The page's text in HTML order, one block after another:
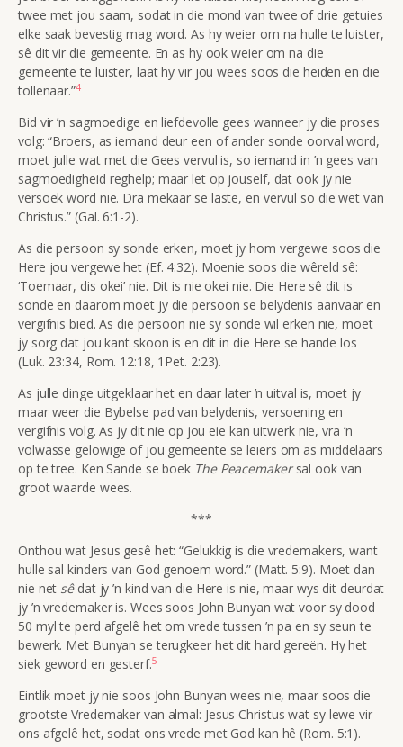
twee met jou saam, sodat in die mond van twee of drie getuies
elke saak bevestig mag word. As hy weier om na hulle te luister,
sê dit vir die gemeente. En as hy ook weier om na die
gemeente te luister, laat hy vir jou wees soos die heiden en die
tollenaar.”4
Bid vir ’n sagmoedige en liefdevolle gees wanneer jy die proses
volg:“Broers, as iemand deur een of ander sonde oorval word,
moet julle wat met die Gees vervul is, so iemand in ’n gees van
sagmoedigheid reghelp; maar let op jouself, dat ook jy nie
versoek word nie. Dra mekaar se laste, en vervul so die wet van
Christus.” (Gal. 6:1-2).
As die persoon sy sonde erken, moet jy hom vergewe soos die
Here jou vergewe het (Ef. 4:32). Moenie soos die wêreld sê:
‘Toemaar, dis okei’ nie. Dit is nie okei nie. Die Here sê dit is
sonde en daarom moet jy die persoon se belydenis aanvaar en
vergifnis bied. As die persoon nie sy sonde wil erken nie, moet
jy sorg dat jou kant skoon is en dit in die Here se hande los
(Luk. 23:34, Rom. 12:18, 1Pet. 2:23).
As julle dinge uitgeklaar het en daar later ’n uitval is, moet jy
maar weer die Bybelse pad van belydenis, versoening en
vergifnis volg. As jy dit nie op jou eie kan uitwerk nie, vra ’n
volwasse gelowige of jou gemeente se leiers om as middelaars
op te tree. Ken Sande se boek The Peacemakersal ook van
groot waarde wees.
***
Onthou wat Jesus gesê het: “Gelukkig is die vredemakers, want
hulle sal kinders van God genoem word.” (Matt. 5:9). Moet dan
nie net sêdat jy ’n kind van die Here is nie, maar wys dit deurdat
jy ’n vredemaker is. Wees soos John Bunyan wat voor sy dood
50 myl te perd afgelê het om vrede tussen ’n pa en sy seun te
bewerk. Met Bunyan se terugkeer het dit hard gereën. Hy het
siek geword en gesterf.5
Eintlik moet jy nie soos John Bunyan wees nie, maar soos die
grootste Vredemaker van almal: Jesus Christus wat sy lewe vir
ons afgelê het, sodat ons vrede met God kan hê (Rom. 5:1).